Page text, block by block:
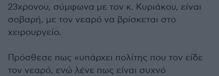
23χρονου, σύμφωνα με τον κ. Κυριάκου, είναι
σοβαρή, με τον νεαρό να βρίσκεται στο
χειρουργείο.
Πρόσθεσε πως «υπάρχει πολίτης που τον είδε
τον νεαρό, ενώ λένε πως είναι συχνό